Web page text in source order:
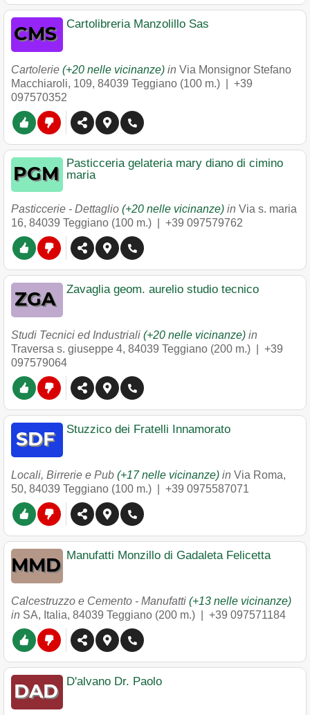
Cartolibreria Manzolillo Sas
Cartolerie (+20 nelle vicinanze) in Via Monsignor Stefano
Macchiaroli, 109, 84039 Teggiano (100 m.) | +39
097570352
Pasticceria gelateria mary diano di cimino
maria
Pasticcerie - Dettaglio (+20 nelle vicinanze) in Via s. maria
16, 84039 Teggiano (100 m.) | +39 097579762
Zavaglia geom. aurelio studio tecnico
Studi Tecnici ed Industriali (+20 nelle vicinanze) in
Traversa s. giuseppe 4, 84039 Teggiano (200 m.) | +39
097579064
Stuzzico dei Fratelli Innamorato
Locali, Birrerie e Pub (+17 nelle vicinanze) in Via Roma,
50, 84039 Teggiano (100 m.) | +39 0975587071
Manufatti Monzillo di Gadaleta Felicetta
Calcestruzzo e Cemento - Manufatti (+13 nelle vicinanze)
in SA, Italia, 84039 Teggiano (200 m.) | +39 097571184
D'alvano Dr. Paolo